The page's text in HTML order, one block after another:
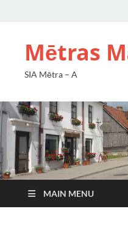
Mētras
SIA Mētra – A
MAIN MENU